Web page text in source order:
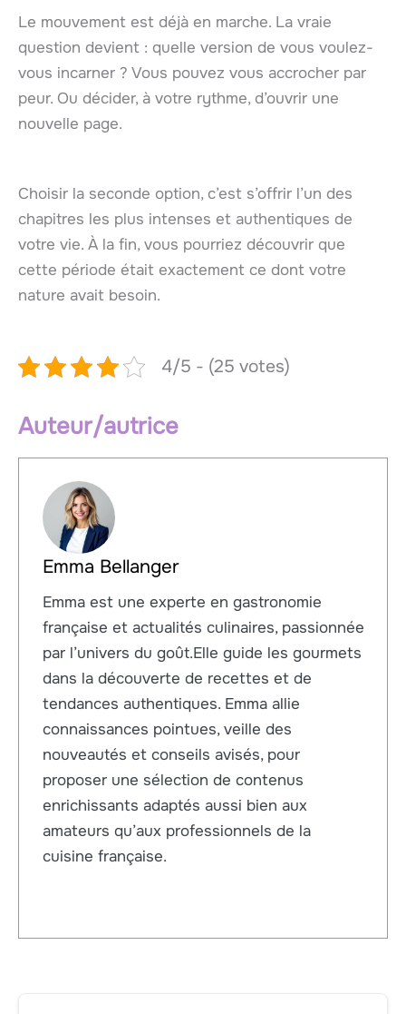
Le mouvement est déjà en marche. La vraie
question devient : quelle version de vous voulez-
vous incarner ? Vous pouvez vous accrocher par
peur. Ou décider, à votre rythme, d’ouvrir une
nouvelle page.
Choisir la seconde option, c’est s’offrir l’un des
chapitres les plus intenses et authentiques de
votre vie. À la fin, vous pourriez découvrir que
cette période était exactement ce dont votre
nature avait besoin.
4/5 - (25 votes)
Auteur/autrice
Emma Bellanger
Emma est une experte en gastronomie
française et actualités culinaires, passionnée
par l’univers du goût.Elle guide les gourmets
dans la découverte de recettes et de
tendances authentiques. Emma allie
connaissances pointues, veille des
nouveautés et conseils avisés, pour
proposer une sélection de contenus
enrichissants adaptés aussi bien aux
amateurs qu’aux professionnels de la
cuisine française.